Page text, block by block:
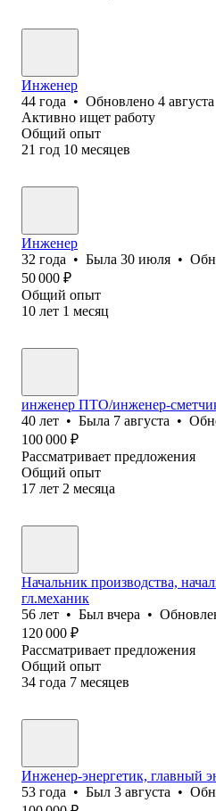
Инженер
44 года • Обновлено 4 августа
Активно ищет работу
Общий опыт
21 год 10 месяцев
Инженер
32 года • Была 30 июля •
50 000 ₽
Общий опыт
10 лет 1 месяц
инженер ПТО/инженер-
40 лет • Была 7 августа •
100 000 ₽
Рассматривает предложения
Общий опыт
17 лет 2 месяца
Начальник производства,
гл.механик
56 лет • Был вчера •
120 000 ₽
Рассматривает предложения
Общий опыт
34 года 7 месяцев
Инженер-энергетик, главный
53 года • Был 3 августа •